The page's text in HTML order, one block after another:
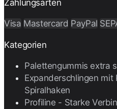
Zahlungsarten
Visa Mastercard PayPal
Kategorien
Palettengummis extra
Expanderschlingen mit
Spiralhaken
Profiline - Starke